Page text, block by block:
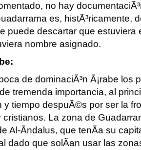
no hay
es, histÃ³ricamente,
puede descartar que estuviera
nombre asignado.
de dominaciÃ³n Ã¡rabe los
tremenda importancia, al
y tiempo despuÃ©s por ser la
cristianos. La zona de
Al-Ãndalus, que tenÃ­a su
dado que solÃ­an usar las